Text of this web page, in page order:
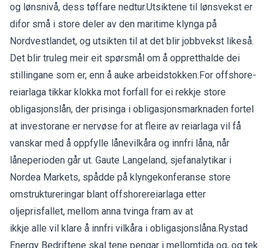
og lønsnivå, dess tøffare nedtur.Utsiktene til lønsvekst er
difor små i store deler av den maritime klynga på
Nordvestlandet, og utsikten til at det blir jobbvekst likeså.
Det blir truleg meir eit spørsmål om å oppretthalde dei
stillingane som er, enn å auke arbeidstokken.For offshore-
reiarlaga tikkar klokka mot forfall for ei rekkje store
obligasjonslån, der prisinga i obligasjonsmarknaden fortel
at investorane er nervøse for at fleire av reiarlaga vil få
vanskar med å oppfylle lånevilkåra og innfri låna, når
låneperioden går ut. Gaute Langeland, sjefanalytikar i
Nordea Markets, spådde på klyngekonferanse store
omstruktureringar blant offshorereiarlaga etter
oljeprisfallet, mellom anna tvinga fram av at
ikkje alle vil klare å innfri vilkåra i obligasjonslåna.Rystad
Energy Bedriftene skal tene pengar i mellomtida og, og tek